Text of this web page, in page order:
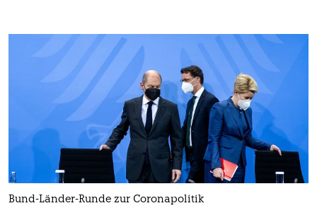
Bund-Länder-Runde zur Coronapolitik